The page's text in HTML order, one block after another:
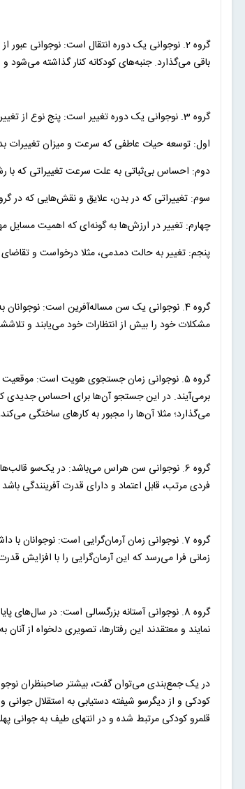
گروه 2. نوجوانی یک دوره انتقال است: نوجوانی
باقی می‌گذارد. جنبه‌های کودکانه کنار گذاشته
گروه 3. نوجوانی یک دوره تغییر است: پنج نوع از تغییرات با شتاب در نوجوانی به وجود می‌آیند:
اول: توسعه حیات عاطفی که سرعت و میزان تغییرات
دوم: احساس بی‌ثباتی به علت سرعت تغییراتی که
سوم: تغییراتی که در بدن، علایق و نقش‌هایی که در
چهارم: تغییر در ارزش‌ها به گونه‌ای که اهمیت
پنجم: تغییر به حالت دمدمی، مثلا درخواست و
گروه 4. نوجوانی یک سن مساله‌آفرین است:
مشکلات خود را بیش از انتظارات خود می‌یابند و
گروه 5. نوجوانی زمان جستجوی هویت است:
برمی‌آیند. در این جستجو آن‌ها برای احساس جدیدی که
می‌گذارد؛ مثلا آن‌ها را مجبور به کارهای ساختگی
گروه 6. نوجوانی سن هراس می‌باشد: در یک‌سو
فردی مرتب، قابل اعتماد و دارای قدرت آفرینندگی
گروه 7. نوجوانی زمان آرمان‌گرایی است:
زمانی فرا می‌رسد که این آرمان‌گرایی را با افزایش
گروه 8. نوجوانی آستانه بزرگسالی است: در سال‌های
نمایند و معتقدند این رفتارها، تصویری دلخواه از آنان
در یک جمع‌بندی می‌توان گفت، بیشتر صاحبنظران
کودکی و از دیگرسو شیفته دستیابی به استقلال
قلمرو کودکی مرتبط شده و در انتهای طیف به جوانی